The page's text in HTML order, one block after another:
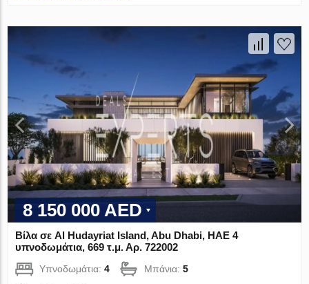
8 150 000 AED
Βίλα σε Al Hudayriat Island, Abu Dhabi, ΗΑΕ 4
υπνοδωμάτια, 669 τ.μ. Αρ. 722002
Υπνοδωμάτια:4 Μπάνια:5